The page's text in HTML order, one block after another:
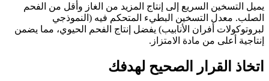
يميل التسخين السريع إلى إنتاج المزيد من الغاز وأقل من الفحم
الصلب. معدل التسخين البطيء المتحكم فيه (النموذجي
لبروتوكولات أفران الأنابيب) يفضل إنتاج الفحم الحيوي، مما يضمن
إنتاجية أعلى من مادة الامتزاز.
اتخاذ القرار الصحيح لهدفك